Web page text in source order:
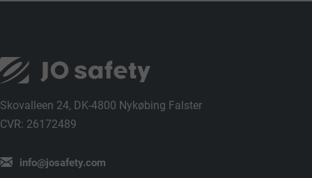
Skovalleen 24, DK-4800 Nykøbing Falster
CVR: 26172489
info@josafety.com